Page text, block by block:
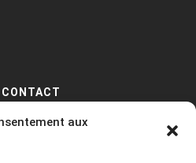
aux
CONTACT
rue de Belle-Île - 56400